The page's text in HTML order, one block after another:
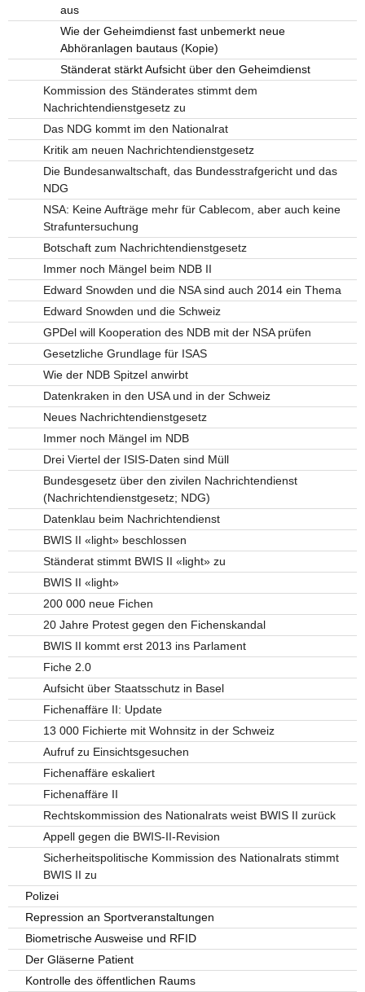
aus
Wie der Geheimdienst fast unbemerkt neue
Abhöranlagen bautaus (Kopie)
Ständerat stärkt Aufsicht über den Geheimdienst
Kommission des Ständerates stimmt dem
Nachrichtendienstgesetz zu
Das NDG kommt im den Nationalrat
Kritik am neuen Nachrichtendienstgesetz
Die Bundesanwaltschaft, das Bundesstrafgericht und das
NDG
NSA: Keine Aufträge mehr für Cablecom, aber auch keine
Strafuntersuchung
Botschaft zum Nachrichtendienstgesetz
Immer noch Mängel beim NDB II
Edward Snowden und die NSA sind auch 2014 ein Thema
Edward Snowden und die Schweiz
GPDel will Kooperation des NDB mit der NSA prüfen
Gesetzliche Grundlage für ISAS
Wie der NDB Spitzel anwirbt
Datenkraken in den USA und in der Schweiz
Neues Nachrichtendienstgesetz
Immer noch Mängel im NDB
Drei Viertel der ISIS-Daten sind Müll
Bundesgesetz über den zivilen Nachrichtendienst
(Nachrichtendienstgesetz; NDG)
Datenklau beim Nachrichtendienst
BWIS II «light» beschlossen
Ständerat stimmt BWIS II «light» zu
BWIS II «light»
200 000 neue Fichen
20 Jahre Protest gegen den Fichenskandal
BWIS II kommt erst 2013 ins Parlament
Fiche 2.0
Aufsicht über Staatsschutz in Basel
Fichenaffäre II: Update
13 000 Fichierte mit Wohnsitz in der Schweiz
Aufruf zu Einsichtsgesuchen
Fichenaffäre eskaliert
Fichenaffäre II
Rechtskommission des Nationalrats weist BWIS II zurück
Appell gegen die BWIS-II-Revision
Sicherheitspolitische Kommission des Nationalrats stimmt
BWIS II zu
Polizei
Repression an Sportveranstaltungen
Biometrische Ausweise und RFID
Der Gläserne Patient
Kontrolle des öffentlichen Raums